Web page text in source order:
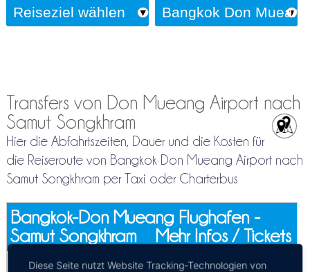
Transfers von Don Mueang Airport nach
Samut Songkhram
Hier die Abfahrtszeiten, Dauer und die Kosten für
die Reiseroute von Bangkok Don Mueang Airport nach
Samut Songkhram per Taxi oder Charterbus
Bangkok-Don Mueang Flughafen -
Samut Songkhram
Mehr Infos / Tickets
Privattransfer Bangkok-Don Mueang
Diese Seite nutzt Website Tracking-Technologien von